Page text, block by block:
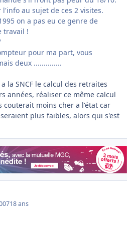
au sujet de ces 2 visites.
on a pas eu ce genre de
travail !
pour ma part, vous
deux ..............
la SNCF le calcul des retraites
années, réaliser ce même calcul
couterait moins cher a l'état car
plus faibles, alors qui s'est
18 ans